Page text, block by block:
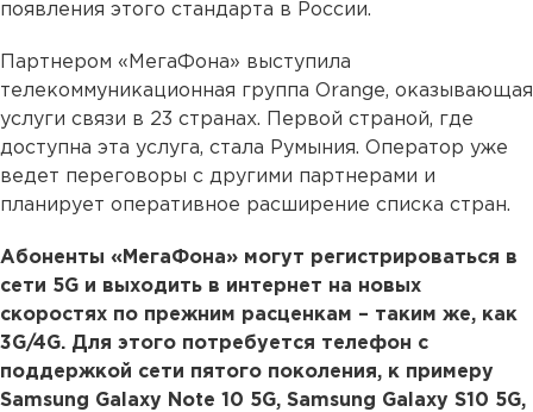
появления этого стандарта в России.
Партнером «МегаФона» выступила
телекоммуникационная группа Orange, оказывающая
услуги связи в 23 странах. Первой страной, где
доступна эта услуга, стала Румыния. Оператор уже
ведет переговоры с другими партнерами и
планирует оперативное расширение списка стран.
Абоненты «МегаФона» могут регистрироваться в
сети 5G и выходить в интернет на новых
скоростях по прежним расценкам – таким же, как
3G/4G. Для этого потребуется телефон с
поддержкой сети пятого поколения, к примеру
Samsung Galaxy Note 10 5G, Samsung Galaxy S10 5G,